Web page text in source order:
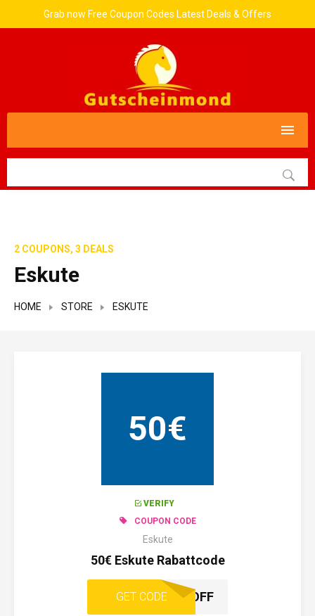
Grab now Free Coupon Codes Latest Deals & Offers
2 COUPONS, 3 DEALS
Eskute
HOME STORE ESKUTE
50€
VERIFY
COUPON CODE
Eskute
50€ Eskute Rabattcode
GET CODE
SPOUT50OFF